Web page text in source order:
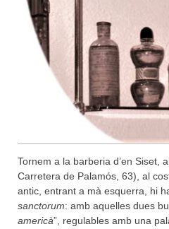
Tornem a la barberia d’en Siset,
Carretera de Palamós, 63), al
antic, entrant a mà esquerra, hi
sanctorum: amb aquelles dues
americà”, regulables amb una